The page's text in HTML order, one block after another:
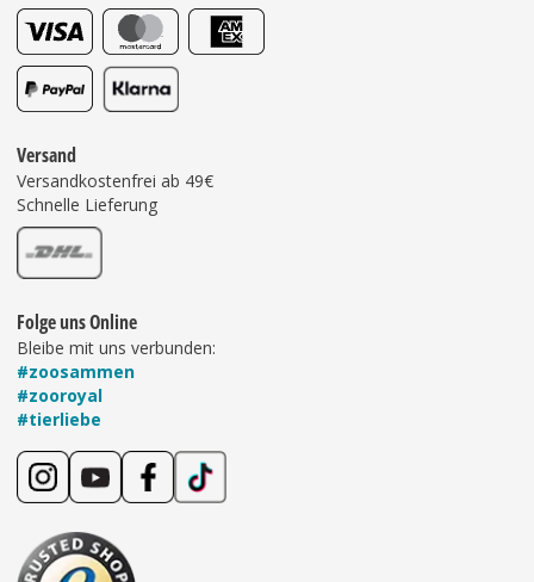
Versand
Versandkostenfrei ab 49€
Schnelle Lieferung
Folge uns Online
Bleibe mit uns verbunden:
#zoosammen
#zooroyal
#tierliebe